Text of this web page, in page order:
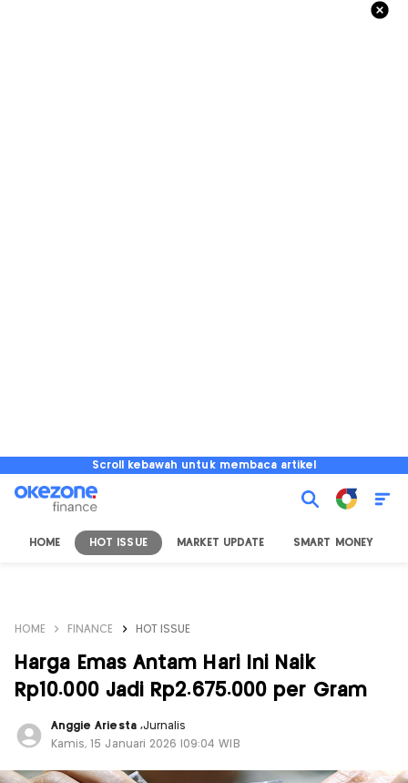
Scroll kebawah untuk membaca artikel
HOME HOT ISSUE MARKET UPDATE SMART MONEY
HOME FINANCE HOT ISSUE
Harga Emas Antam Hari Ini Naik
Rp10.000 Jadi Rp2.675.000 per Gram
Anggie Ariesta ,Jurnalis
Kamis, 15 Januari 2026 |09:04 WIB